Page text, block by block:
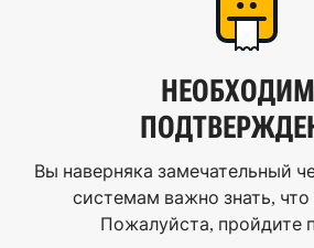
Вы наверняка замечательный
системам важно знать, что
Пожалуйста, пройдите